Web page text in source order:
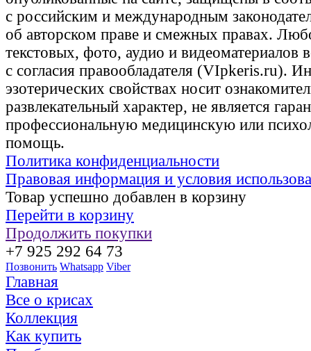
с российским и международным
об авторском праве и смежных правах.
текстовых, фото, аудио и видеоматериалов
с согласия правообладателя (VIpkeris.ru).
эзотерических свойствах носит
развлекательный характер, не является
профессиональную медицинскую или
помощь.
Политика конфиденциальности
Правовая информация и условия
Товар успешно добавлен в корзину
Перейти в корзину
Продолжить покупки
+7 925 292 64 73
Позвонить Whatsapp Viber
Главная
Все о крисах
Коллекция
Как купить